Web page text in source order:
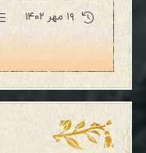
۱۹ مهر ۱۴۰۲